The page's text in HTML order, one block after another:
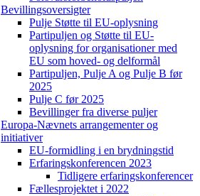
Bevillingsoversigter
Pulje Støtte til EU-oplysning
Partipuljen og Støtte til EU-
oplysning for organisationer med
EU som hoved- og delformål
Partipuljen, Pulje A og Pulje B før
2025
Pulje C før 2025
Bevillinger fra diverse puljer
Europa-Nævnets arrangementer og
initiativer
EU-formidling i en brydningstid
Erfaringskonferencen 2023
Tidligere erfaringskonferencer
Fællesprojektet i 2022